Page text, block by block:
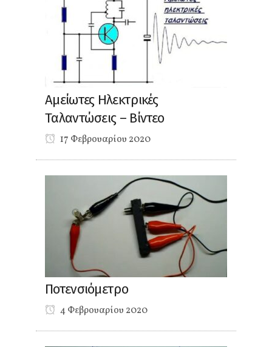
Αμείωτες Ηλεκτρικές
Ταλαντώσεις – Βίντεο
17 Φεβρουαρίου 2020
Ποτενσιόμετρο
4 Φεβρουαρίου 2020